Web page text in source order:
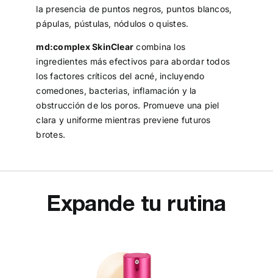
la presencia de puntos negros, puntos blancos,
pápulas, pústulas, nódulos o quistes.
md:complex SkinClear combina los
ingredientes más efectivos para abordar todos
los factores críticos del acné, incluyendo
comedones, bacterias, inflamación y la
obstrucción de los poros. Promueve una piel
clara y uniforme mientras previene futuros
brotes.
Expande tu rutina